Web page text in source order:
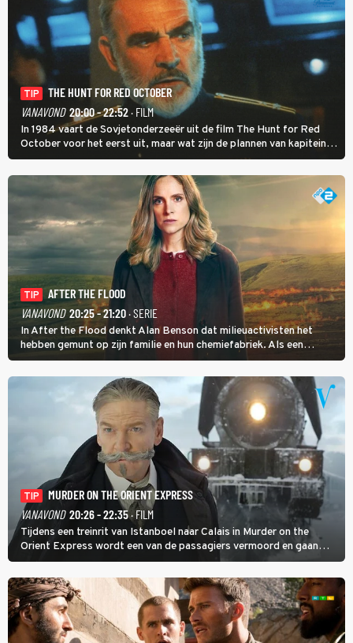
TIP
THE HUNT FOR RED OCTOBER
VANAVOND 20:00 - 22:52· FILM
In 1984 vaart de Sovjetonderzeeër uit de film The Hunt for Red
October voor het eerst uit, maar wat zijn de plannen van kapitein
Marko Ramius?
TIP
AFTER THE FLOOD
VANAVOND 20:25 - 21:20· SERIE
In After the Flood denkt Alan Benson dat milieuactivisten het
hebben gemunt op zijn familie en hun chemiefabriek. Als een
brandende boodschap in het veen de boel op scherp zet, besluit
Jo Marshall de jonge Finn Allen aan de tand te voelen.
TIP
MURDER ON THE ORIENT EXPRESS
VANAVOND 20:26 - 22:35· FILM
Tijdens een treinrit van Istanboel naar Calais in Murder on the
Orient Express wordt een van de passagiers vermoord en gaan
detective Hercule Poirot en zijn snor uitzoeken wie van de andere
treinreizigers de dader is.